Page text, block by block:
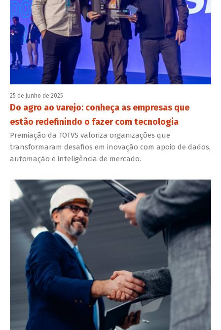
25 de junho de 2025
Do agro ao varejo: conheça as empresas que
estão redefinindo o fazer com tecnologia
Premiação da TOTVS valoriza organizações que
transformaram desafios em inovação com apoio de dados,
automação e inteligência de mercado.